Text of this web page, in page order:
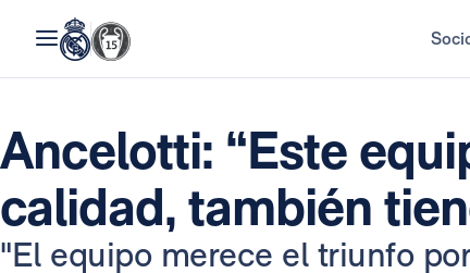
Ancelotti: “Este
calidad, también
"El equipo merece el triunfo